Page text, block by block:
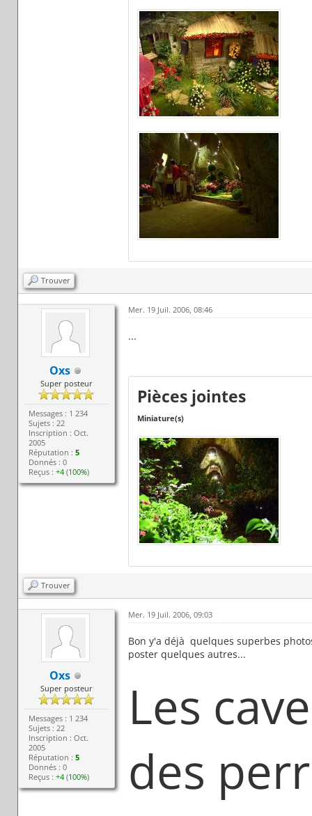
Trouver
Oxs
Super posteur
Messages : 1 234
Sujets : 22
Inscription : Oct.
2005
Réputation :5
Donnés : 0
Reçus :+4 (100%)
Mer. 19 Juil. 2006, 08:46
...
Pièces jointes
Miniature(s)
Trouver
Oxs
Super posteur
Messages : 1 234
Sujets : 22
Inscription : Oct.
2005
Réputation :5
Donnés : 0
Reçus :+4 (100%)
Mer. 19 Juil. 2006, 09:03
Bon y'a déjà quelques superbes
poster quelques autres...
Les
des